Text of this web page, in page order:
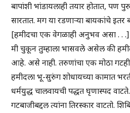
बापांशी भांडायलाही तयार होतात, पण
सारतात. मग या रडणाऱ्या बायकांचे इतर
[हमीदचा एक वेगळाही अनुभव असा . . .]
मी चुकून तुम्हाला भासवले असेल की
आहे. असे नाही. तरुणांचा एक मोठा गटही
हमीदला भू-सुरुंग शोधायच्या कामात
धर्मयुद्ध चालवायची पद्धत घृणास्पद
गटबाजीबद्दल त्यांना तिरस्कार वाटतो.